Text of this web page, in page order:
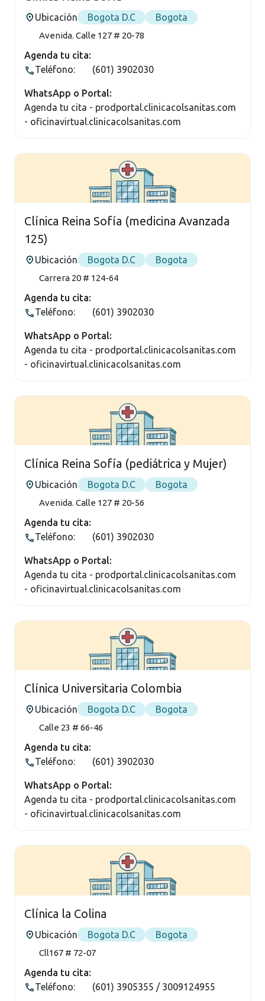
Ubicación Bogota D.C Bogota
Avenida. Calle 127 # 20-78
Agenda tu cita:
Teléfono:
(601) 3902030
WhatsApp o Portal:
Agenda tu cita - prodportal.clinicacolsanitas.com
- oficinavirtual.clinicacolsanitas.com
Clínica Reina Sofía (medicina Avanzada
125)
Ubicación Bogota D.C Bogota
Carrera 20 # 124-64
Agenda tu cita:
Teléfono:
(601) 3902030
WhatsApp o Portal:
Agenda tu cita - prodportal.clinicacolsanitas.com
- oficinavirtual.clinicacolsanitas.com
Clínica Reina Sofía (pediátrica y Mujer)
Ubicación Bogota D.C Bogota
Avenida. Calle 127 # 20-56
Agenda tu cita:
Teléfono:
(601) 3902030
WhatsApp o Portal:
Agenda tu cita - prodportal.clinicacolsanitas.com
- oficinavirtual.clinicacolsanitas.com
Clínica Universitaria Colombia
Ubicación Bogota D.C Bogota
Calle 23 # 66-46
Agenda tu cita:
Teléfono:
(601) 3902030
WhatsApp o Portal:
Agenda tu cita - prodportal.clinicacolsanitas.com
- oficinavirtual.clinicacolsanitas.com
Clínica la Colina
Ubicación Bogota D.C Bogota
Cll167 # 72-07
Agenda tu cita:
Teléfono:
(601) 3905355 / 3009124955